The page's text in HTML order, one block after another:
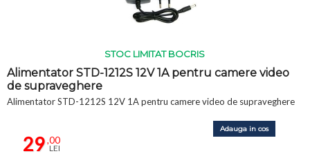
STOC LIMITAT BOCRIS
Alimentator STD-1212S 12V 1A pentru camere video
de supraveghere
Alimentator STD-1212S 12V 1A pentru camere video de supraveghere
29,00
LEI
Adauga in cos